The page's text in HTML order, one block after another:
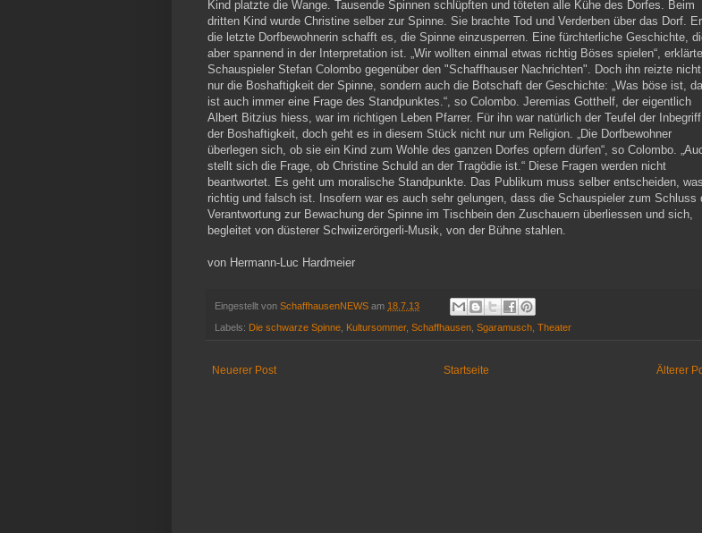
Kind platzte die Wange. Tausende Spinnen schlüpften und töteten alle Kühe des Dorfes. Beim
dritten Kind wurde Christine selber zur Spinne. Sie brachte Tod und Verderben über das Dorf.
die letzte Dorfbewohnerin schafft es, die Spinne einzusperren. Eine fürchterliche Geschichte,
aber spannend in der Interpretation ist. „Wir wollten einmal etwas richtig Böses spielen“, erklärte
Schauspieler Stefan Colombo gegenüber den "Schaffhauser Nachrichten". Doch ihn reizte nicht
nur die Boshaftigkeit der Spinne, sondern auch die Botschaft der Geschichte: „Was böse ist,
ist auch immer eine Frage des Standpunktes.“, so Colombo. Jeremias Gotthelf, der eigentlich
Albert Bitzius hiess, war im richtigen Leben Pfarrer. Für ihn war natürlich der Teufel der Inbegriff
der Boshaftigkeit, doch geht es in diesem Stück nicht nur um Religion. „Die Dorfbewohner
überlegen sich, ob sie ein Kind zum Wohle des ganzen Dorfes opfern dürfen“, so Colombo.
stellt sich die Frage, ob Christine Schuld an der Tragödie ist.“ Diese Fragen werden nicht
beantwortet. Es geht um moralische Standpunkte. Das Publikum muss selber entscheiden, was
richtig und falsch ist. Insofern war es auch sehr gelungen, dass die Schauspieler zum Schluss
Verantwortung zur Bewachung der Spinne im Tischbein den Zuschauern überliessen und sich,
begleitet von düsterer Schwiizerörgerli-Musik, von der Bühne stahlen.
von Hermann-Luc Hardmeier
Eingestellt von SchaffhausenNEWS am 18.7.13
Labels: Die schwarze Spinne Kultursommer, Schaffhausen Sgaramusch Theater
Neuerer Post Älterer
Startseite